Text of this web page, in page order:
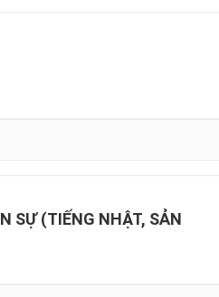
SỰ (TIẾNG NHẬT, SẢN